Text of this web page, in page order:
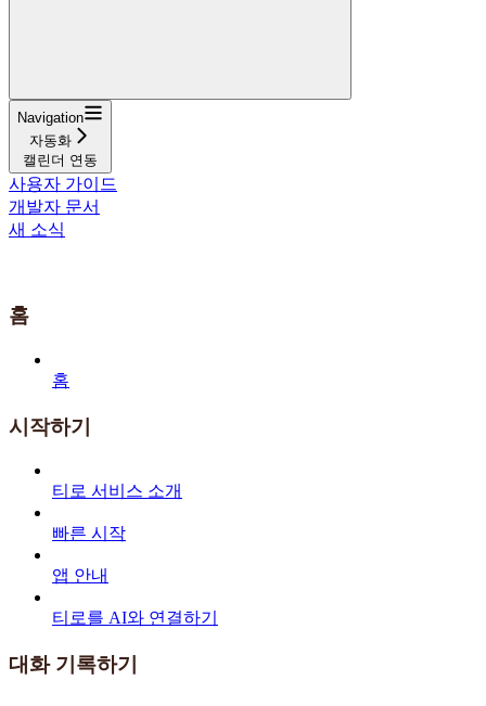
Navigation
자동화
캘린더 연동
사용자 가이드
개발자 문서
새 소식
홈
홈
시작하기
티로 서비스 소개
빠른 시작
앱 안내
티로를 AI와 연결하기
대화 기록하기